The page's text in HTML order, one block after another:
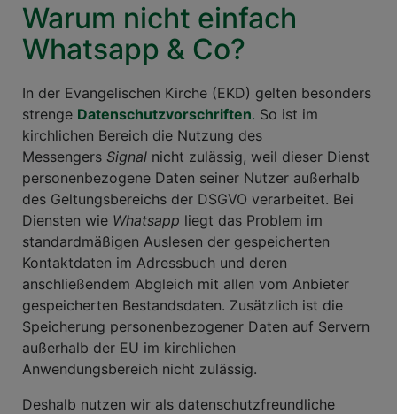
Warum nicht einfach
Whatsapp & Co?
In der Evangelischen Kirche (EKD) gelten besonders
strenge Datenschutzvorschriften. So ist im
kirchlichen Bereich die Nutzung des
Messengers Signal nicht zulässig, weil dieser Dienst
personenbezogene Daten seiner Nutzer außerhalb
des Geltungsbereichs der DSGVO verarbeitet. Bei
Diensten wie Whatsapp liegt das Problem im
standardmäßigen Auslesen der gespeicherten
Kontaktdaten im Adressbuch und deren
anschließendem Abgleich mit allen vom Anbieter
gespeicherten Bestandsdaten. Zusätzlich ist die
Speicherung personenbezogener Daten auf Servern
außerhalb der EU im kirchlichen
Anwendungsbereich nicht zulässig.
Deshalb nutzen wir als datenschutzfreundliche